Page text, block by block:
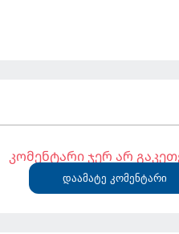
კომენტარი ჯერ არ
დაამატე კომენტარი